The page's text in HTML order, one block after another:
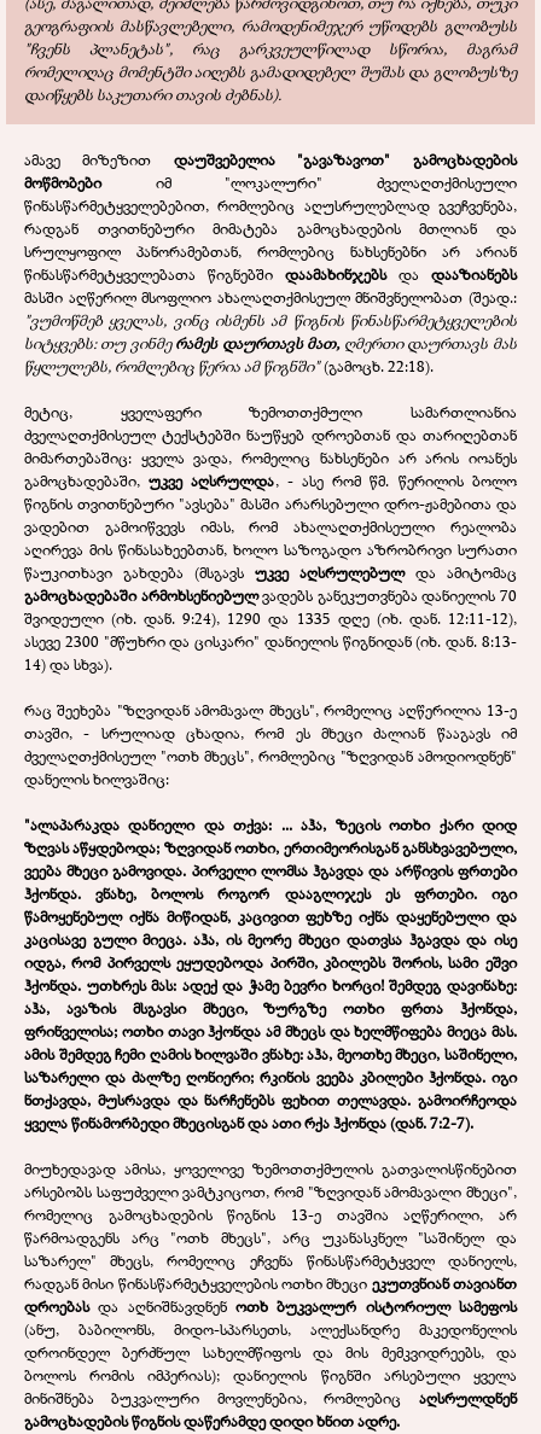
გეოგრაფიის მასწავლებელი, რამოდენიმეჯერ უწოდებს გლობუსს
"ჩვენს პლანეტას", რაც გარკვეულწილად სწორია, მაგრამ
რომელიღაც მომენტში აიღებს გამადიდებელ შუშას და გლობუსზე
დაიწყებს საკუთარი თავის ძებნას).
ამავე მიზეზით დაუშვებელია "გავაზავოთ" გამოცხადების
მოწმობები იმ "ლოკალური" ძველაღთქმისეული
წინასწარმეტყველებებით, რომლებიც აღუსრულებლად გვეჩვენება,
რადგან თვითნებური მიმატება გამოცხადების მთლიან და
სრულყოფილ პანორამებთან, რომლებიც ნახსენებნი არ არიან
წინასწარმეტყველებათა წიგნებში დაამახინჯებს და დააზიანებს
მასში აღწერილ მსოფლიო ახალაღთქმისეულ მნიშვნელობათ (შეად.:
"ვუმოწმებ ყველას, ვინც ისმენს ამ წიგნის წინასწარმეტყველების
სიტყვებს: თუ ვინმერამეს დაურთავს მათ,ღმერთი დაურთავს მას
წყლულებს, რომლებიც წერია ამ წიგნში"(გამოცხ. 22:18).
მეტიც, ყველაფერი ზემოთთქმული სამართლიანია
ძველაღთქმისეულ ტექსტებში ნაუწყებ დროებთან და თარიღებთან
მიმართებაშიც: ყველა ვადა, რომელიც ნახსენები არ არის იოანეს
გამოცხადებაში,უკვე აღსრულდა, - ასე რომ წმ. წერილის ბოლო
წიგნის თვითნებური "ავსება" მასში არარსებული დრო-ჟამებითა და
ვადებით გამოიწვევს იმას, რომ ახალაღთქმისეული რეალობა
აღირევა მის წინასახეებთან, ხოლო საზოგადო აზრობრივი სურათი
წაუკითხავი გახდება (მსგავს უკვე აღსრულებულ და ამიტომაც
გამოცხადებაში არმოხსენიებულვადებს განეკუთვნება დანიელის 70
შვიდეული (იხ. დან. 9:24), 1290 და 1335 დღე (იხ. დან. 12:11-12),
ასევე 2300 "მწუხრი და ცისკარი" დანიელის წიგნიდან (იხ. დან. 8:13-
14) და სხვა).
რაც შეეხება "ზღვიდან ამომავალ მხეცს", რომელიც აღწერილია 13-ე
თავში, - სრულიად ცხადია, რომ ეს მხეცი ძალიან წააგავს იმ
ძველაღთქმისეულ "ოთხ მხეცს", რომლებიც "ზღვიდან ამოდიოდნენ"
დანელის ხილვაშიც:
"ალაპარაკდა დანიელი და თქვა: ... აჰა, ზეცის ოთხი ქარი დიდ
ზღვას აწყდებოდა; ზღვიდან ოთხი, ერთიმეორისგან განსხვავებული,
ვეება მხეცი გამოვიდა. პირველი ლომსა ჰგავდა და არწივის ფრთები
ჰქონდა. ვნახე, ბოლოს როგორ დააგლიჯეს ეს ფრთები. იგი
წამოყენებულ იქნა მიწიდან, კაცივით ფეხზე იქნა დაყენებული და
კაცისავე გული მიეცა. აჰა, ის მეორე მხეცი დათვსა ჰგავდა და ისე
იდგა, რომ პირველს ეყუდებოდა პირში, კბილებს შორის, სამი ეშვი
ჰქონდა. უთხრეს მას: ადექ და ჭამე ბევრი ხორცი! შემდეგ დავინახე:
აჰა, ავაზის მსგავსი მხეცი, ზურგზე ოთხი ფრთა ჰქონდა,
ფრინველისა; ოთხი თავი ჰქონდა ამ მხეცს და ხელმწიფება მიეცა მას.
ამის შემდეგ ჩემი ღამის ხილვაში ვნახე: აჰა, მეოთხე მხეცი, საშინელი,
საზარელი და ძალზე ღონიერი; რკინის ვეება კბილები ჰქონდა. იგი
ნთქავდა, მუსრავდა და ნარჩენებს ფეხით თელავდა. გამოირჩეოდა
ყველა წინამორბედი მხეცისგან და ათი რქა ჰქონდა (დან. 7:2-7).
მიუხედავად ამისა, ყოველივე ზემოთთქმულის გათვალისწინებით
არსებობს საფუძველი ვამტკიცოთ, რომ "ზღვიდან ამომავალი მხეცი",
რომელიც გამოცხადების წიგნის 13-ე თავშია აღწერილი, არ
წარმოადგენს არც "ოთხ მხეცს", არც უკანასკნელ "საშინელ და
საზარელ" მხეცს, რომელიც ეჩვენა წინასწარმეტყველ დანიელს,
რადგან მისი წინასწარმეტყველების ოთხი მხეცი ეკუთვნიან თავიანთ
დროებასდა აღნიშნავდნენ ოთხ ბუკვალურ ისტორიულ სამეფოს
(ანუ, ბაბილონს, მიდო-სპარსეთს, ალექსანდრე მაკედონელის
დროინდელ ბერძნულ სახელმწიფოს და მის მემკვიდრეებს, და
ბოლოს რომის იმპერიას); დანიელის წიგნში არსებული ყველა
მინიშნება ბუკვალური მოვლენებია, რომლებიც აღსრულდნენ
გამოცხადების წიგნის დაწერამდე დიდი ხნით ადრე.